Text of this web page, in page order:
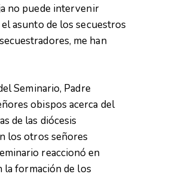
no puede intervenir
asunto de los secuestros
me han
Seminario, Padre
obispos acerca del
de las diócesis
los otros señores
reaccionó en
la formación de los